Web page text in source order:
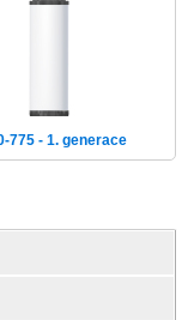
775 - 1. generace